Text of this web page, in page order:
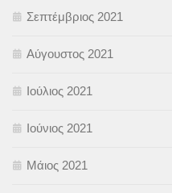
Σεπτέμβριος 2021
Αύγουστος 2021
Ιούλιος 2021
Ιούνιος 2021
Μάιος 2021